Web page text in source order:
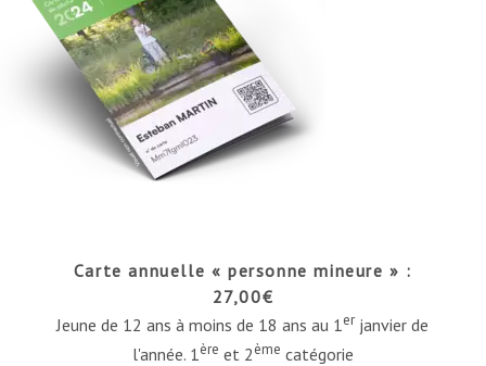
Carte annuelle « personne mineure » :
27,00€
Jeune de 12 ans à moins de 18 ans au 1erjanvier de
l'année. 1ère et 2ème catégorie